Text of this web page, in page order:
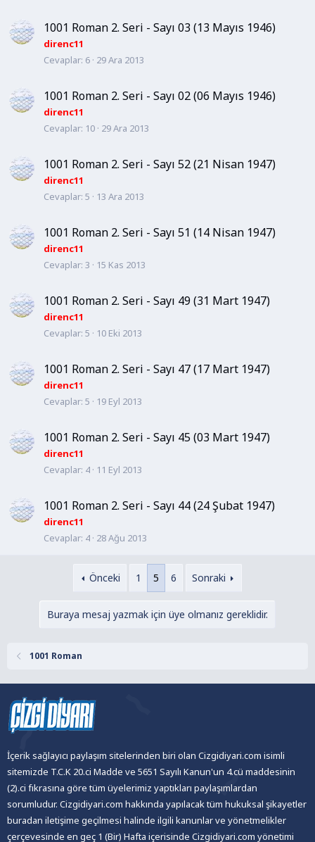
1001 Roman 2. Seri - Sayı 03 (13 Mayıs 1946)
direnc11
Cevaplar 6 29 Ara 2013
1001 Roman 2. Seri - Sayı 02 (06 Mayıs 1946)
direnc11
Cevaplar 10 29 Ara 2013
1001 Roman 2. Seri - Sayı 52 (21 Nisan 1947)
direnc11
Cevaplar 5 13 Ara 2013
1001 Roman 2. Seri - Sayı 51 (14 Nisan 1947)
direnc11
Cevaplar 3 15 Kas 2013
1001 Roman 2. Seri - Sayı 49 (31 Mart 1947)
direnc11
Cevaplar 5 10 Eki 2013
1001 Roman 2. Seri - Sayı 47 (17 Mart 1947)
direnc11
Cevaplar 5 19 Eyl 2013
1001 Roman 2. Seri - Sayı 45 (03 Mart 1947)
direnc11
Cevaplar 4 11 Eyl 2013
1001 Roman 2. Seri - Sayı 44 (24 Şubat 1947)
direnc11
Cevaplar 4 28 Ağu 2013
Önceki 1 5 6 Sonraki
Buraya mesaj yazmak için üye olmanız gereklidir.
1001 Roman
İçerik sağlayıcı paylaşım sitelerinden biri olan Cizgidiyari.com isimli
sitemizde T.C.K 20.ci Madde ve 5651 Sayılı Kanun'un 4.cü maddesinin
(2).ci fıkrasına göre tüm üyelerimiz yaptıkları paylaşımlardan
sorumludur. Cizgidiyari.com hakkında yapılacak tüm hukuksal şikayetler
buradan iletişime geçilmesi halinde ilgili kanunlar ve yönetmelikler
çerçevesinde en geç 1 (Bir) Hafta içerisinde Cizgidiyari.com yönetimi